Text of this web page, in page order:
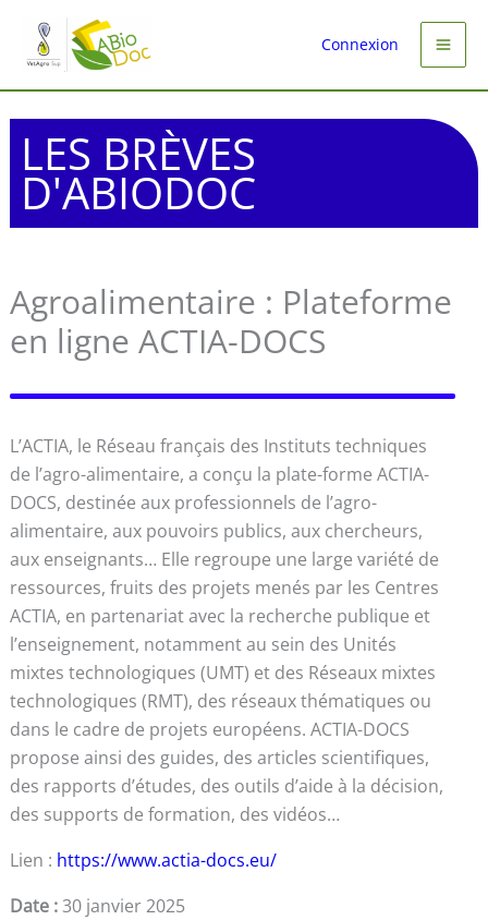
contenu
Connexion
LES BRÈVES
D'ABIODOC
Agroalimentaire : Plateforme
en ligne ACTIA-DOCS
L’ACTIA, le Réseau français des Instituts techniques
de l’agro-alimentaire, a conçu la plate-forme ACTIA-
DOCS, destinée aux professionnels de l’agro-
alimentaire, aux pouvoirs publics, aux chercheurs,
aux enseignants… Elle regroupe une large variété de
ressources, fruits des projets menés par les Centres
ACTIA, en partenariat avec la recherche publique et
l’enseignement, notamment au sein des Unités
mixtes technologiques (UMT) et des Réseaux mixtes
technologiques (RMT), des réseaux thématiques ou
dans le cadre de projets européens. ACTIA-DOCS
propose ainsi des guides, des articles scientifiques,
des rapports d’études, des outils d’aide à la décision,
des supports de formation, des vidéos…
Lien : https://www.actia-docs.eu/
Date :30 janvier 2025